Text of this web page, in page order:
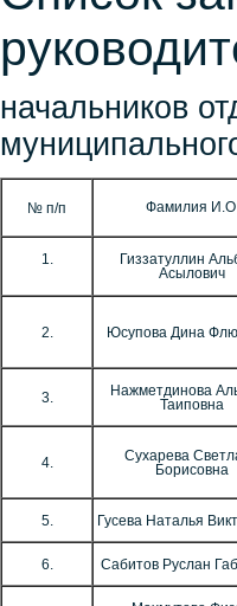
начальников
№ п/п Фамилия
1.
Гиззатуллин
Асылович
2. Юсупова Дина
3.
Нажметдинова
Таиповна
4.
Сухарева
Борисовна
5. Гусева Наталья
6. Сабитов Руслан